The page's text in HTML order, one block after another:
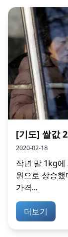
[기도] 쌀값
2020-02-18
작년 말 1kg에
원으로 상승
가격...
더보기